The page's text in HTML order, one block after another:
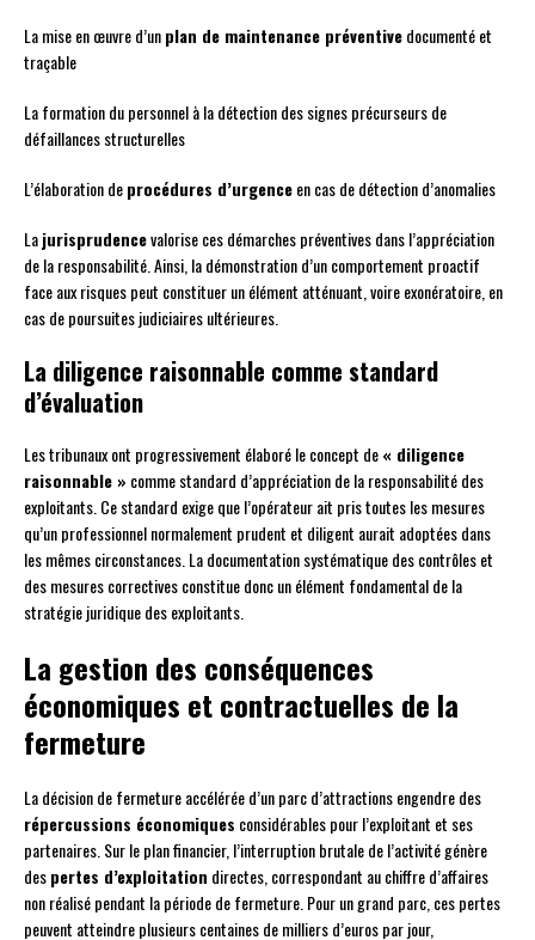
La mise en œuvre d’unplan de maintenance préventivedocumenté et
traçable
La formation du personnel à la détection des signes précurseurs de
défaillances structurelles
L’élaboration deprocédures d’urgenceen cas de détection d’anomalies
Lajurisprudencevalorise ces démarches préventives dans l’appréciation
de la responsabilité. Ainsi, la démonstration d’un comportement proactif
face aux risques peut constituer un élément atténuant, voire exonératoire, en
cas de poursuites judiciaires ultérieures.
La diligence raisonnable comme standard
d’évaluation
Les tribunaux ont progressivement élaboré le concept de« diligence
raisonnable » comme standard d’appréciation de la responsabilité des
exploitants. Ce standard exige que l’opérateur ait pris toutes les mesures
qu’un professionnel normalement prudent et diligent aurait adoptées dans
les mêmes circonstances. La documentation systématique des contrôles et
des mesures correctives constitue donc un élément fondamental de la
stratégie juridique des exploitants.
La gestion des conséquences
économiques et contractuelles de la
fermeture
La décision de fermeture accélérée d’un parc d’attractions engendre des
répercussions économiques considérables pour l’exploitant et ses
partenaires. Sur le plan financier, l’interruption brutale de l’activité génère
despertes d’exploitation directes, correspondant au chiffre d’affaires
non réalisé pendant la période de fermeture. Pour un grand parc, ces pertes
peuvent atteindre plusieurs centaines de milliers d’euros par jour,